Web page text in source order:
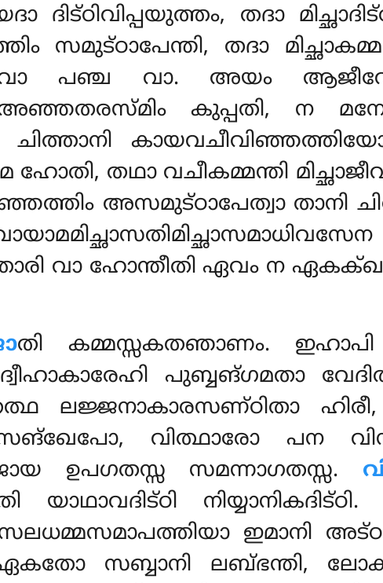
തദാ
സമുട്ഠാപേന്തി, തദാ
പഞ്ച വാ. അയം
അഞ്ഞതരസ്മിം കുപ്പതി, ന
ഹോതി, തഥാ വചീകമ്മന്തി
അസമുട്ഠാപേത്വാ താനി
വാ ഹോന്തീതി ഏവം ന
തി കമ്മസ്സകതഞാണം.
പുബ്ബങ്ഗമതാ
ലജ്ജനാകാരസണ്ഠിതാ ഹിരീ,
വിത്ഥാരോ പന
ഉപഗതസ്സ സമന്നാഗതസ്സ.
യാഥാവദിട്ഠി നിയ്യാനികദിട്ഠി.
ഇമാനി
സബ്ബാനി ലബ്ഭന്തി,